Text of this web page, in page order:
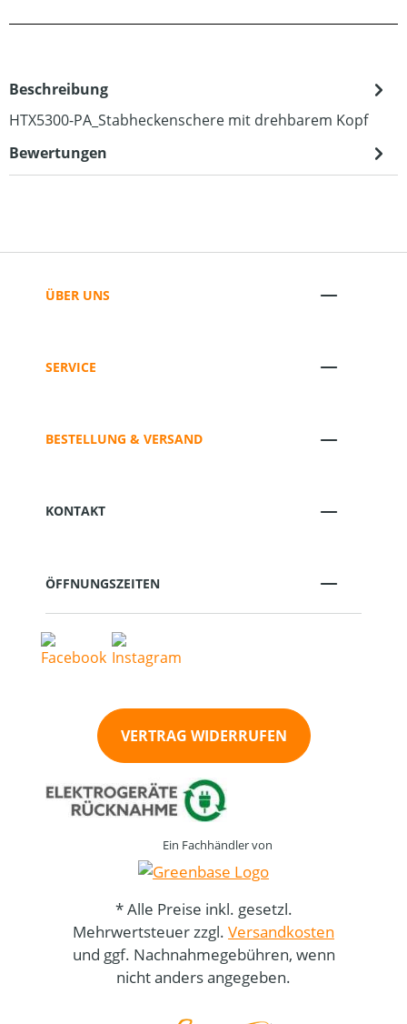
Beschreibung
HTX5300-PA_Stabheckenschere mit drehbarem Kopf
Bewertungen
ÜBER UNS
SERVICE
BESTELLUNG & VERSAND
KONTAKT
ÖFFNUNGSZEITEN
VERTRAG WIDERRUFEN
Ein Fachhändler von
* Alle Preise inkl. gesetzl.
Mehrwertsteuer zzgl. Versandkosten
und ggf. Nachnahmegebühren, wenn
nicht anders angegeben.